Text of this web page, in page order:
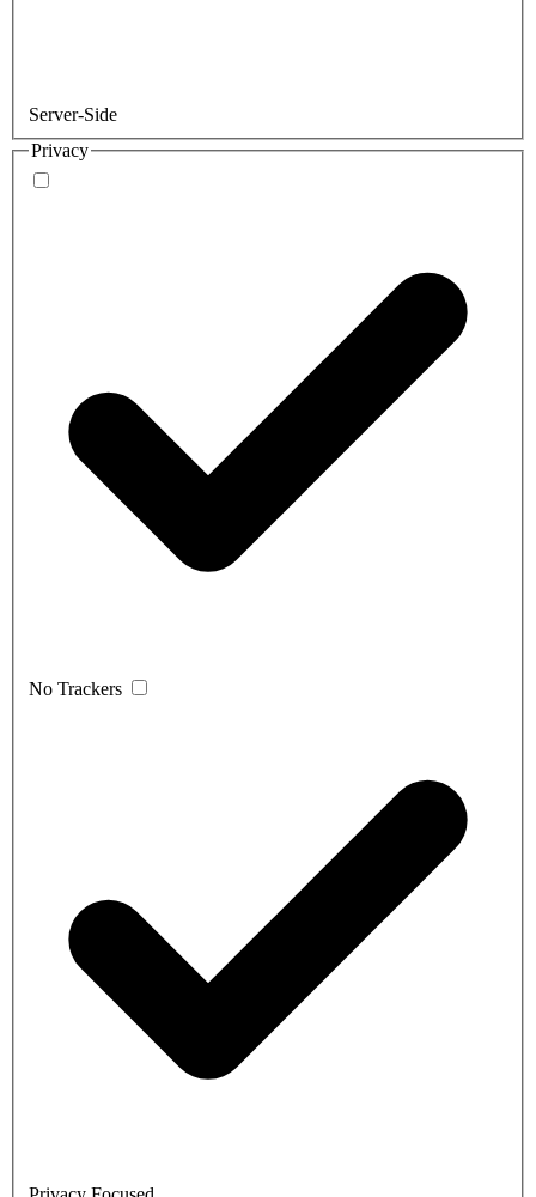
Server-Side
Privacy
No Trackers